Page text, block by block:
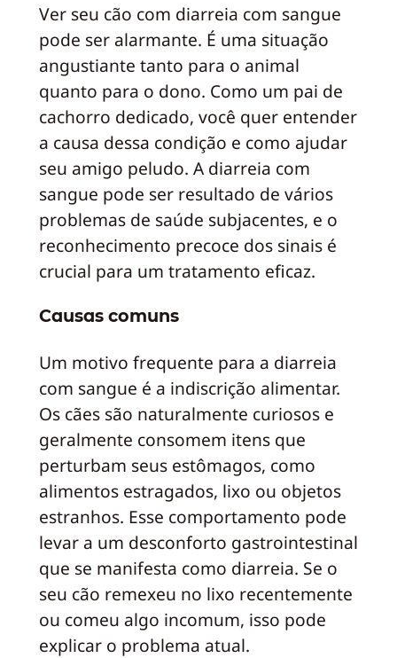
Ver seu cão com diarreia com sangue
pode ser alarmante. É uma situação
angustiante tanto para o animal
quanto para o dono. Como um pai de
cachorro dedicado, você quer entender
a causa dessa condição e como ajudar
seu amigo peludo. A diarreia com
sangue pode ser resultado de vários
problemas de saúde subjacentes, e o
reconhecimento precoce dos sinais é
crucial para um tratamento eficaz.
Causas comuns
Um motivo frequente para a diarreia
com sangue é a indiscrição alimentar.
Os cães são naturalmente curiosos e
geralmente consomem itens que
perturbam seus estômagos, como
alimentos estragados, lixo ou objetos
estranhos. Esse comportamento pode
levar a um desconforto gastrointestinal
que se manifesta como diarreia. Se o
seu cão remexeu no lixo recentemente
ou comeu algo incomum, isso pode
explicar o problema atual.